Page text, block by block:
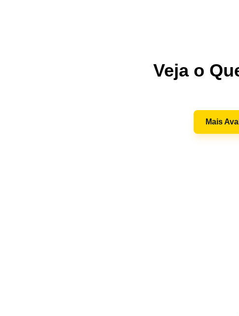
Veja o
Mais